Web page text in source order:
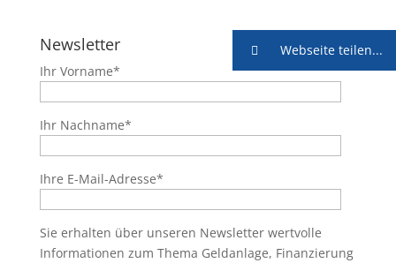
Newsletter
Ihr Vorname*
Ihr Nachname*
Ihre E-Mail-Adresse*
Sie erhalten über unseren Newsletter wertvolle
Informationen zum Thema Geldanlage, Finanzierung
Webseite teilen...